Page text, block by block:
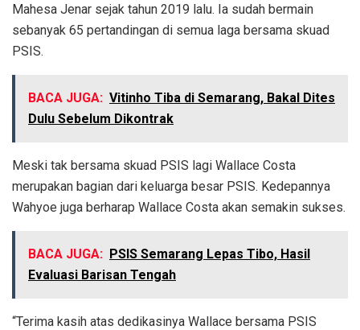
Mahesa Jenar sejak tahun 2019 lalu. Ia sudah bermain
sebanyak 65 pertandingan di semua laga bersama skuad
PSIS.
BACA JUGA: Vitinho Tiba di Semarang, Bakal Dites
Dulu Sebelum Dikontrak
Meski tak bersama skuad PSIS lagi Wallace Costa
merupakan bagian dari keluarga besar PSIS. Kedepannya
Wahyoe juga berharap Wallace Costa akan semakin sukses.
BACA JUGA: PSIS Semarang Lepas Tibo, Hasil
Evaluasi Barisan Tengah
“Terima kasih atas dedikasinya Wallace bersama PSIS